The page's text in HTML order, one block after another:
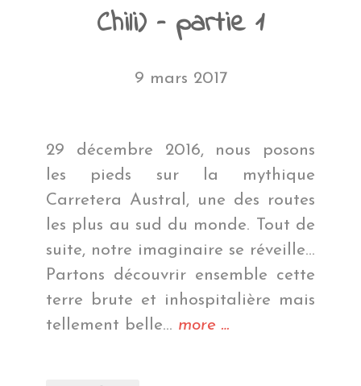
Chili) – partie 1
9 mars 2017
29 décembre 2016, nous posons
les pieds sur la mythique
Carretera Austral, une des routes
les plus au sud du monde. Tout de
suite, notre imaginaire se réveille…
Partons découvrir ensemble cette
terre brute et inhospitalière mais
tellement belle… more « On
…